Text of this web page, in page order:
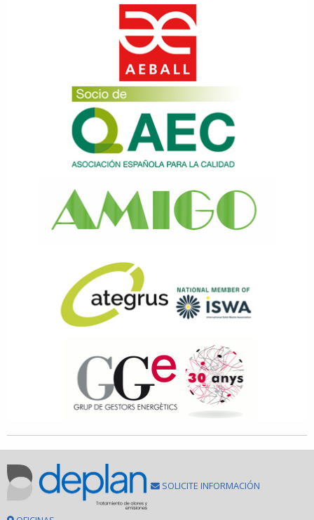
SOLICITE INFORMACIÓN